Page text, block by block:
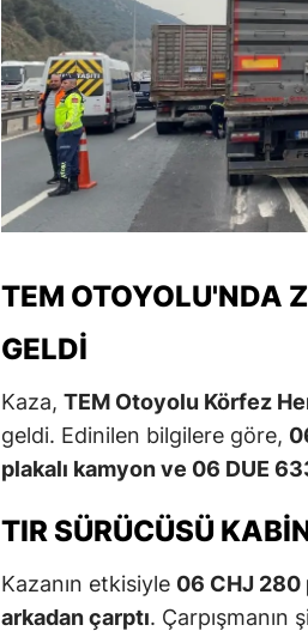
TEM OTOYOLU'NDA
GELDI
Kaza, TEM Otoyolu Körfez
geldi. Edinilen bilgilere göre,
plakalı kamyon ve 06 DUE
TIR SÜRÜCÜSÜ
Kazanın etkisiyle 06 CHJ 280
arkadan çarptı. Çarpışmanın